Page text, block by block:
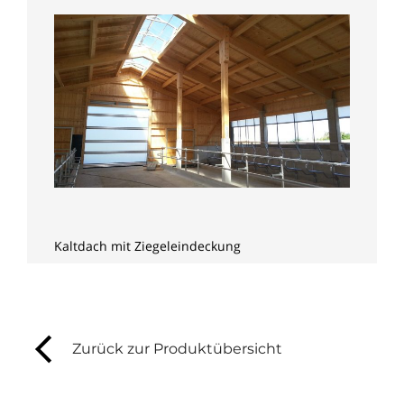
Kaltdach mit Ziegeleindeckung
Zurück zur Produktübersicht